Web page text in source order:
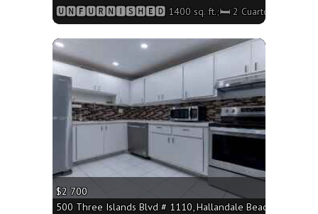
🆄🅽🅵🆄🆁🅽🅸🆂🅷🅴🅳 1400 sq. ft.;🛏 2 Cuartos/🛁2
$2 700
500 Three Islands Blvd # 1110, Hallandale Beach FL
More